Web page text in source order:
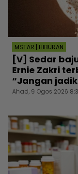
MSTAR | HIBURAN
[V] Sedar
Ernie Zakri
“Jangan
Ahad, 9 Ogos 2026